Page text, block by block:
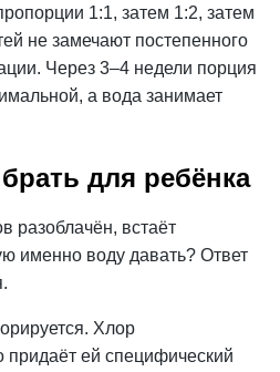
1:1, затем 1:2, затем
не замечают постепенного
Через 3–4 недели порция
а вода занимает
для ребёнка
разоблачён, встаёт
именно воду давать? Ответ
Хлор
придаёт ей специфический